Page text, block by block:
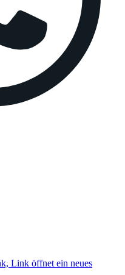
Link öffnet ein neues